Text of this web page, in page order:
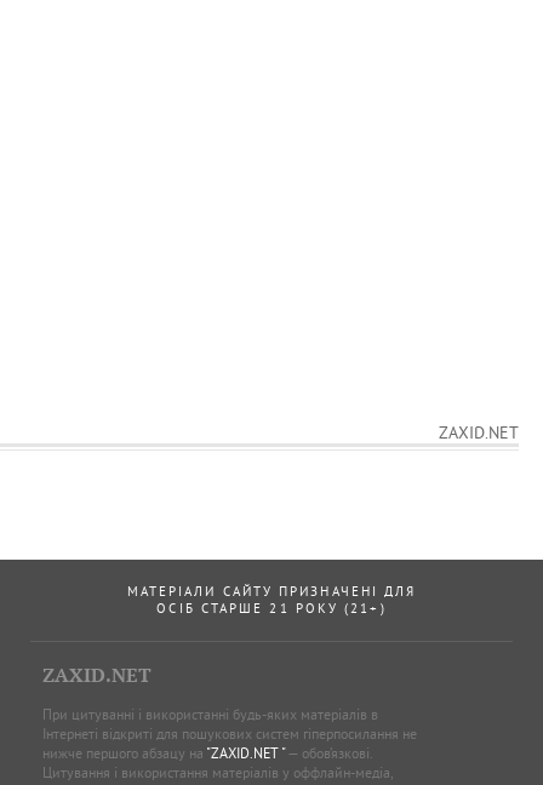
ZAXID.NET
МАТЕРІАЛИ САЙТУ ПРИЗНАЧЕНІ ДЛЯ
ОСІБ СТАРШЕ 21 РОКУ (21+)
ZAXID.NET
При цитуванні і використанні будь-яких матеріалів в
Інтернеті відкриті для пошукових систем гіперпосилання не
нижче першого абзацу на "ZAXID.NET "— обов’язкові.
Цитування і використання матеріалів у оффлайн-медіа,